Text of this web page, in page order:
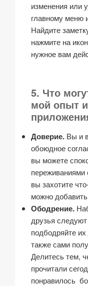
изменения или
главному меню
Найдите
нажмите на
нужное вам
5. Что
мой опыт
Доверие. Вы и
обоюдное
вы можете
вы захотите
можно
Ободрение.
друзья
подбодряйте
также сами
Делитесь тем,
прочитали
понравилось